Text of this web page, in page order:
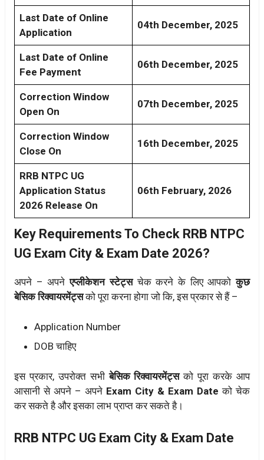
Last Date of Online
Application
04th December, 2025
Last Date of Online
Fee Payment
06th December, 2025
Correction Window
Open On
07th December, 2025
Correction Window
Close On
16th December, 2025
RRB NTPC UG
Application Status
2026 Release On
06th February, 2026
Key Requirements To Check RRB NTPC
UG Exam City & Exam Date 2026?
अपने – अपने एप्लीकेशन स्टेट्सचेक करने के लिए आपकोकुछ
बेसिक रिक्वायरमेंट्सको पूरा करना होगा जो कि, इस प्रकार से हैं –
Application Number
DOB चाहिए
इस प्रकार, उपरोक्त सभीबेसिक रिक्वायरमेंट्सको पूरा करके आप
आसानी से अपने – अपने Exam City & Exam Dateको चेक
कर सकते है और इसका लाभ प्राप्त कर सकते है।
RRB NTPC UG Exam City & Exam Date